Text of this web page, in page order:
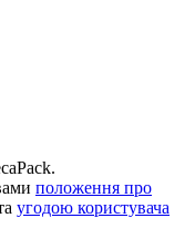
положення про
угодою користувача